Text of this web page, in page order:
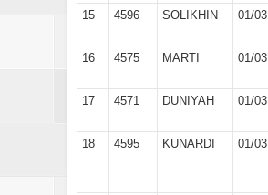
15
4596 SOLIKHIN 01/03
16
4575 MARTI 01/03
17
4571 DUNIYAH 01/03
18
4595 KUNARDI 01/03